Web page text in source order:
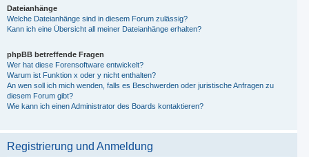
Dateianhänge
Welche Dateianhänge sind in diesem Forum zulässig?
Kann ich eine Übersicht all meiner Dateianhänge erhalten?
phpBB betreffende Fragen
Wer hat diese Forensoftware entwickelt?
Warum ist Funktion x oder y nicht enthalten?
An wen soll ich mich wenden, falls es Beschwerden oder juristische Anfragen zu
diesem Forum gibt?
Wie kann ich einen Administrator des Boards kontaktieren?
Registrierung und Anmeldung